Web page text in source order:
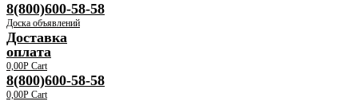
8(800)600-58-58
Доска объявлений
Доставка
оплата
0,00Р Cart
8(800)600-58-58
0,00Р Cart